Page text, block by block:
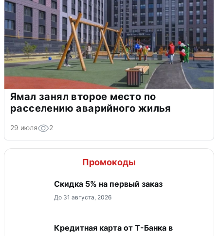
Ямал занял второе место по
расселению аварийного жилья
29 июля 2
Промокоды
Скидка 5% на первый заказ
До 31 августа, 2026
Кредитная карта от Т-Банка в